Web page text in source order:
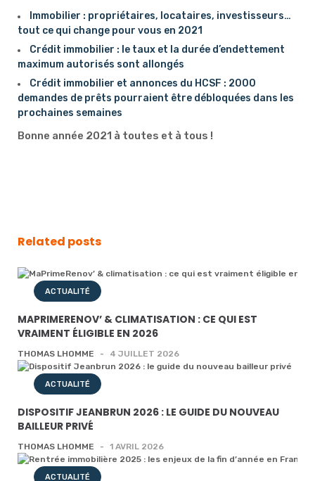
Immobilier : propriétaires, locataires, investisseurs…
tout ce qui change pour vous en 2021
Crédit immobilier : le taux et la durée d’endettement
maximum autorisés sont allongés
Crédit immobilier et annonces du HCSF : 2000
demandes de prêts pourraient être débloquées dans les
prochaines semaines
Bonne année 2021 à toutes et à tous !
Related posts
ACTUALITÉ
MAPRIMERENOV’ & CLIMATISATION : CE QUI EST
VRAIMENT ÉLIGIBLE EN 2026
THOMAS LHOMME - 4 JUILLET 2026
ACTUALITÉ
DISPOSITIF JEANBRUN 2026 : LE GUIDE DU NOUVEAU
BAILLEUR PRIVÉ
THOMAS LHOMME - 1 AVRIL 2026
ACTUALITÉ